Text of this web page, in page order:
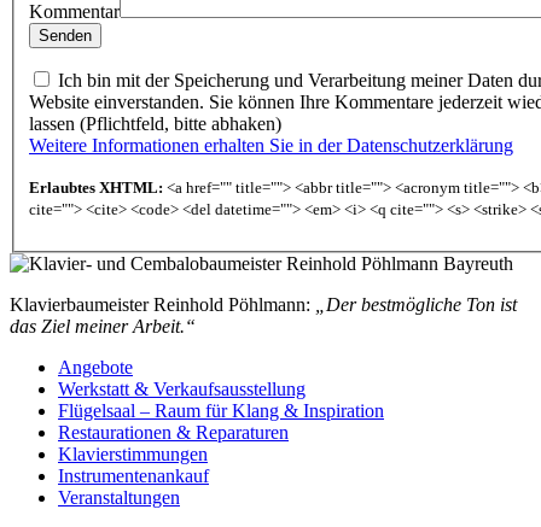
Kommentar
Ich bin mit der Speicherung und Verarbeitung meiner Daten
Website einverstanden. Sie können Ihre Kommentare jederzeit
lassen (Pflichtfeld, bitte abhaken)
Weitere Informationen erhalten Sie in der Datenschutzerklärung
Erlaubtes XHTML: <a href="" title=""> <abbr title=""> <acronym title="">
cite=""> <cite> <code> <del datetime=""> <em> <i> <q cite=""> <s> <strike>
Klavierbaumeister Reinhold Pöhlmann:
„Der bestmögliche Ton ist
das Ziel meiner Arbeit.“
Angebote
Werkstatt & Verkaufsausstellung
Flügelsaal – Raum für Klang & Inspiration
Restaurationen & Reparaturen
Klavierstimmungen
Instrumentenankauf
Veranstaltungen